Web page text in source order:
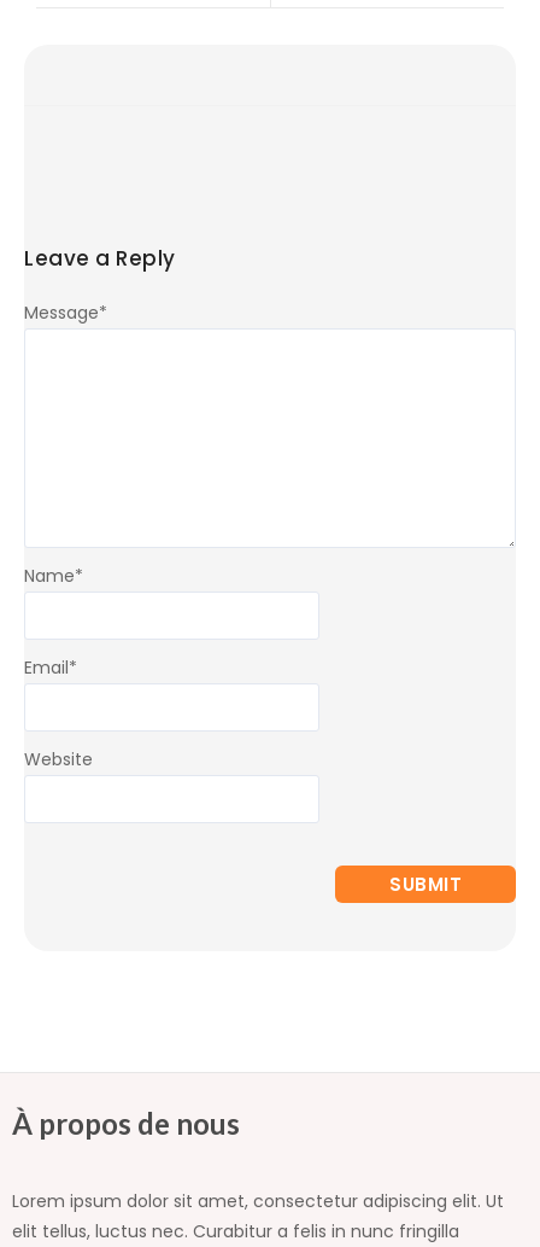
Leave a Reply
Message*
Name*
Email*
Website
À propos de nous
Lorem ipsum dolor sit amet, consectetur adipiscing elit. Ut
elit tellus, luctus nec. Curabitur a felis in nunc fringilla